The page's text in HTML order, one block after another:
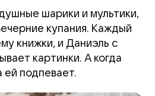
шарики и мультики,
купания. Каждый
книжки, и Даниэль с
картинки. А когда
ей подпевает.